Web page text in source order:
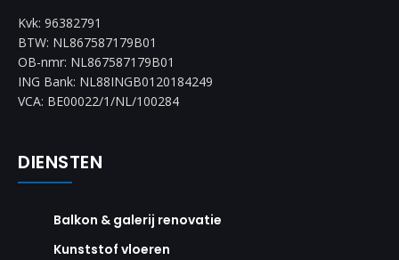
Kvk: 96382791
BTW: NL867587179B01
OB-nmr: NL867587179B01
ING Bank: NL88INGB0120184249
VCA: BE00022/1/NL/100284
DIENSTEN
Balkon & galerij renovatie
Kunststof vloeren